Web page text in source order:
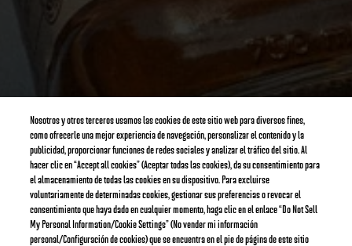
Nosotros y otros terceros usamos las cookies de este sitio web para diversos fines,
como ofrecerle una mejor experiencia de navegación, personalizar el contenido y la
publicidad, proporcionar funciones de redes sociales y analizar el tráfico del sitio. Al
hacer clic en “Accept all cookies” (Aceptar todas las cookies), da su consentimiento para
el almacenamiento de todas las cookies en su dispositivo. Para excluirse
voluntariamente de determinadas cookies, gestionar sus preferencias o revocar el
consentimiento que haya dado en cualquier momento, haga clic en el enlace “Do Not Sell
My Personal Information/Cookie Settings” (No vender mi información
personal/Configuración de cookies) que se encuentra en el pie de página de este sitio